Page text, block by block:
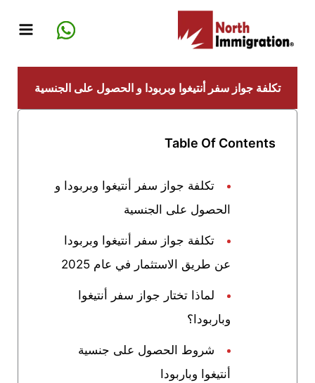
المحتوى
تكلفة جواز سفر أنتيغوا وبربودا و الحصول على الجنسية
Table Of Contents
تكلفة جواز سفر أنتيغوا وبربودا و
الحصول على الجنسية
تكلفة جواز سفر أنتيغوا وبربودا
عن طريق الاستثمار في عام 2025
لماذا تختار جواز سفر أنتيغوا
وباربودا؟
شروط الحصول على جنسية
أنتيغوا وباربودا